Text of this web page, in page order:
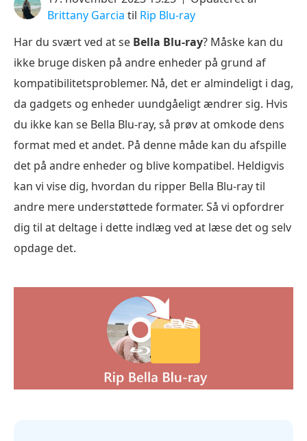
Brittany Garcia til Rip Blu-ray
Har du svært ved at se Bella Blu-ray? Måske kan du
ikke bruge disken på andre enheder på grund af
kompatibilitetsproblemer. Nå, det er almindeligt i dag,
da gadgets og enheder uundgåeligt ændrer sig. Hvis
du ikke kan se Bella Blu-ray, så prøv at omkode dens
format med et andet. På denne måde kan du afspille
det på andre enheder og blive kompatibel. Heldigvis
kan vi vise dig, hvordan du ripper Bella Blu-ray til
andre mere understøttede formater. Så vi opfordrer
dig til at deltage i dette indlæg ved at læse det og selv
opdage det.